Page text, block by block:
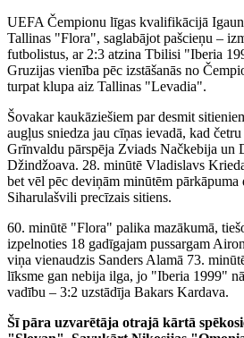
UEFA Čempionu līgas kvalifikācijā
Tallinas "Flora", saglabājot pašcieņu –
futbolistus, ar 2:3 atzina Tbilisi "Iberia
Gruzijas vienība pēc izstāšanās no
turpat klupa aiz Tallinas "Levadia".
Šovakar kaukāziešiem par desmit
augļus sniedza jau cīņas ievadā, kad
Grīnvaldu pārspēja Zviads Načkebija un
Džindžoava. 28. minūtē Vladislavs
bet vēl pēc deviņām minūtēm
Siharulašvili precīzais sitiens.
60. minūtē "Flora" palika mazākumā,
izpelnoties 18 gadīgajam pussargam
viņa vienaudzis Sanders Alamā 73.
līksme gan nebija ilga, jo "Iberia 1999"
vadību – 3:2 uzstādīja Bakars Kardava.
Šī pāra uzvarētāja otrajā kārtā